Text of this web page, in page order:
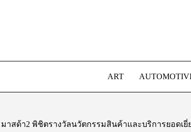
ART
มาสด้า2 พิชิตรางวัลนวัตกรรมสินค้าและบริการยอดเ